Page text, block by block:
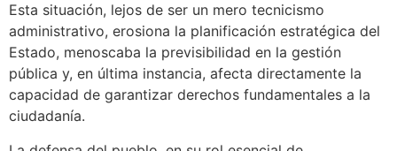
Esta situación, lejos de ser un mero tecnicismo
administrativo, erosiona la planificación estratégica del
Estado, menoscaba la previsibilidad en la gestión
pública y, en última instancia, afecta directamente la
capacidad de garantizar derechos fundamentales a la
ciudadanía.